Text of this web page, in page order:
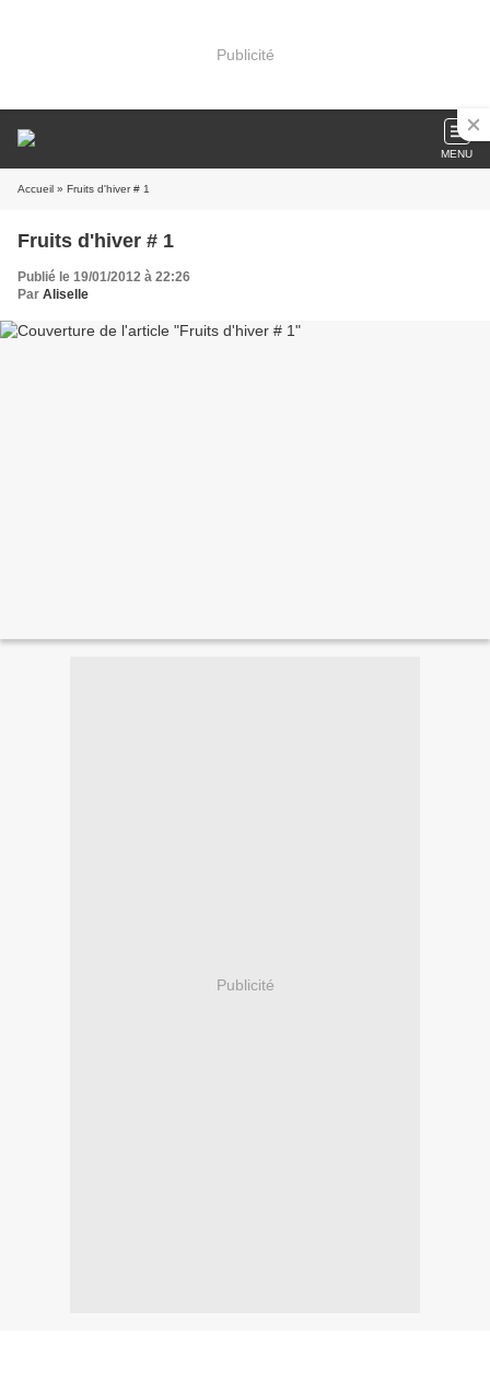
Publicité
MENU
Accueil » Fruits d'hiver # 1
Fruits d'hiver # 1
Publié le 19/01/2012 à 22:26
Par Aliselle
Publicité